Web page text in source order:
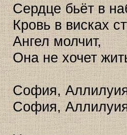
Сердце бьёт в
Кровь в висках
Ангел молчит,
Она не хочет
София,
София,